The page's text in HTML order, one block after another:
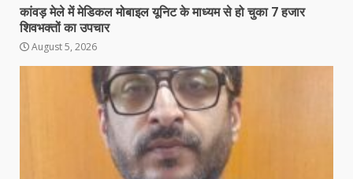
कांवड़ मेले में मेडिकल मोबाइल यूनिट के माध्यम से हो चुका 7 हजार
शिवभक्तों का उपचार
August 5, 2026